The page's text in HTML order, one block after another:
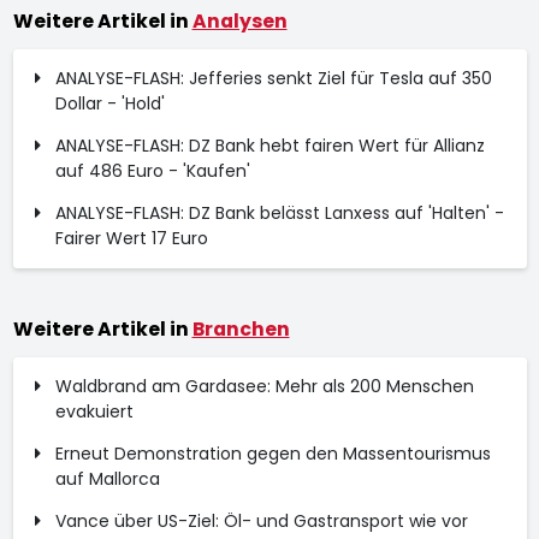
Weitere Artikel inAnalysen
ANALYSE-FLASH: Jefferies senkt Ziel für Tesla auf 350
Dollar - 'Hold'
ANALYSE-FLASH: DZ Bank hebt fairen Wert für Allianz
auf 486 Euro - 'Kaufen'
ANALYSE-FLASH: DZ Bank belässt Lanxess auf 'Halten' -
Fairer Wert 17 Euro
Weitere Artikel in Branchen
Waldbrand am Gardasee: Mehr als 200 Menschen
evakuiert
Erneut Demonstration gegen den Massentourismus
auf Mallorca
Vance über US-Ziel: Öl- und Gastransport wie vor